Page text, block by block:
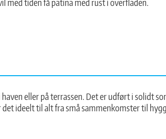
eller på terrassen. Det er udført i solidt
ideelt til alt fra små sammenkomster til